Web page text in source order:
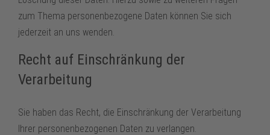
zum Thema personenbezogene Daten können Sie sich
jederzeit an uns wenden.
Recht auf Einschränkung der
Verarbeitung
Sie haben das Recht, die Einschränkung der Verarbeitung
Ihrer personenbezogenen Daten zu verlangen.